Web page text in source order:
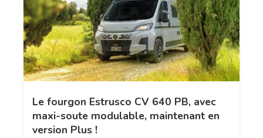
Le fourgon Estrusco CV 640 PB, avec
maxi-soute modulable, maintenant en
version Plus !